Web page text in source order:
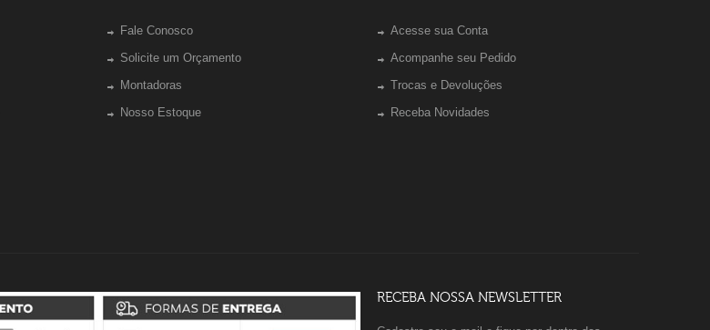
Fale Conosco
Solicite um Orçamento
Montadoras
Nosso Estoque
Acesse sua Conta
Acompanhe seu Pedido
Trocas e Devoluções
Receba Novidades
RECEBA NOSSA NEWSLETTER